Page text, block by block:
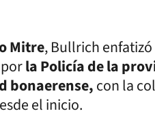
Mitre, Bullrich
la Policía de la
bonaerense,con la
el inicio.